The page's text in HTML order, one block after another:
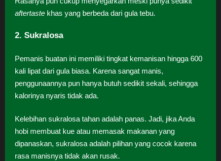
aftertaste khas yang berbeda dari gula tebu.
2. Sukralosa
Pemanis buatan ini memiliki tingkat kemanisan hingga 600
kali lipat dari gula biasa. Karena sangat manis,
penggunaannya pun hanya butuh sedikit sekali, sehingga
kalorinya nyaris tidak ada.
Kelebihan sukralosa tahan adalah panas. Jadi, jika Anda
hobi membuat kue atau memasak makanan yang
dipanaskan, sukralosa adalah pilihan yang cocok karena
rasa manisnya tidak akan rusak.